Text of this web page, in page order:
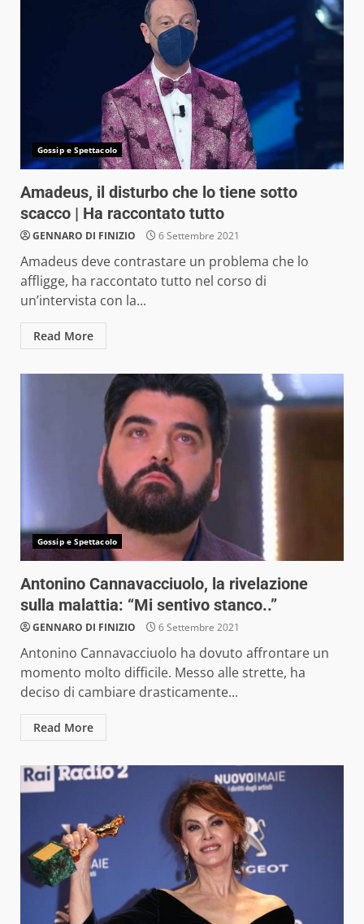
Gossip e Spettacolo
Amadeus, il disturbo che lo tiene sotto
scacco | Ha raccontato tutto
GENNARO DI FINIZIO 6 Settembre 2021
Amadeus deve contrastare un problema che lo
affligge, ha raccontato tutto nel corso di
un’intervista con la...
Read More
Gossip e Spettacolo
Antonino Cannavacciuolo, la rivelazione
sulla malattia: “Mi sentivo stanco..”
GENNARO DI FINIZIO 6 Settembre 2021
Antonino Cannavacciuolo ha dovuto affrontare un
momento molto difficile. Messo alle strette, ha
deciso di cambiare drasticamente...
Read More